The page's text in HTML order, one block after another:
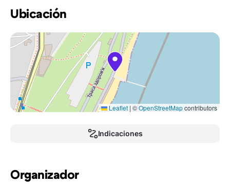
Ubicación
Leaflet | ©OpenStreetMapcontributors
Indicaciones
Organizador